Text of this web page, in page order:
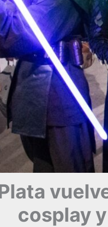
cosplay